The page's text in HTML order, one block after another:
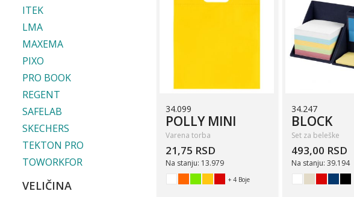
34.099
POLLY MINI
Varena torba
21,75 RSD
Na stanju: 13.979
+ 4 Boje
34.247
BLOCK
Set za beleške
493,00 RSD
Na stanju: 39.194
ITEK
LMA
MAXEMA
PIXO
PRO BOOK
REGENT
SAFELAB
SKECHERS
TEKTON PRO
TOWORKFOR
VELIČINA